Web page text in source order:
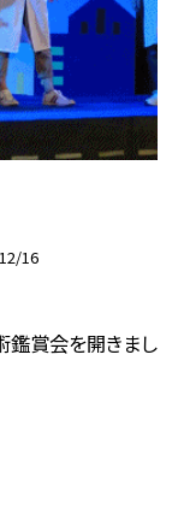
16
鑑賞会を開きまし